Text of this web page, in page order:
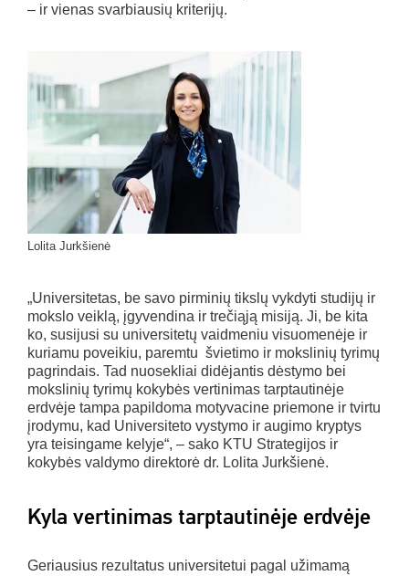
– ir vienas svarbiausių kriterijų.
Lolita Jurkšienė
„Universitetas, be savo pirminių tikslų vykdyti studijų ir
mokslo veiklą, įgyvendina ir trečiąją misiją. Ji, be kita
ko, susijusi su universitetų vaidmeniu visuomenėje ir
kuriamu poveikiu, paremtu švietimo ir mokslinių tyrimų
pagrindais. Tad nuosekliai didėjantis dėstymo bei
mokslinių tyrimų kokybės vertinimas tarptautinėje
erdvėje tampa papildoma motyvacine priemone ir tvirtu
įrodymu, kad Universiteto vystymo ir augimo kryptys
yra teisingame kelyje“, – sako KTU Strategijos ir
kokybės valdymo direktorė dr. Lolita Jurkšienė.
Kyla vertinimas tarptautinėje erdvėje
Geriausius rezultatus universitetui pagal užimamą